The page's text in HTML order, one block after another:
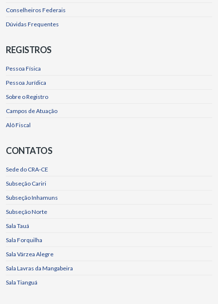
Conselheiros Federais
Dúvidas Frequentes
REGISTROS
Pessoa Física
Pessoa Jurídica
Sobre o Registro
Campos de Atuação
Alô Fiscal
CONTATOS
Sede do CRA-CE
Subseção Cariri
Subseção Inhamuns
Subseção Norte
Sala Tauá
Sala Forquilha
Sala Várzea Alegre
Sala Lavras da Mangabeira
Sala Tianguá